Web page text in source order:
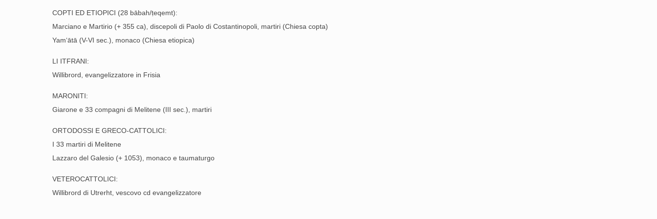
COPTI ED ETIOPICI (28 bābah/ṭeqemt):
Marciano e Martirio (+ 355 ca), discepoli di Paolo di Costantinopoli, martiri (Chiesa copta)
Yam‘ātā (V-VI sec.), monaco (Chiesa etiopica)
LI ITFRANI:
Willibrord, evangelizzatore in Frisia
MARONITI:
Giarone e 33 compagni di Melitene (III sec.), martiri
ORTODOSSI E GRECO-CATTOLICI:
I 33 martiri di Melitene
Lazzaro del Galesio (+ 1053), monaco e taumaturgo
VETEROCATTOLICI:
Willibrord di Utrerht, vescovo cd evangelizzatore